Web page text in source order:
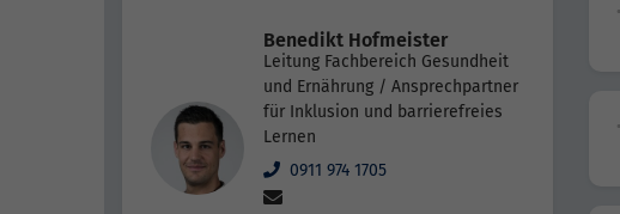
Benedikt Hofmeister
Leitung Fachbereich Gesundheit
und Ernährung / Ansprechpartner
für Inklusion und barrierefreies
Lernen
0911 974 1705